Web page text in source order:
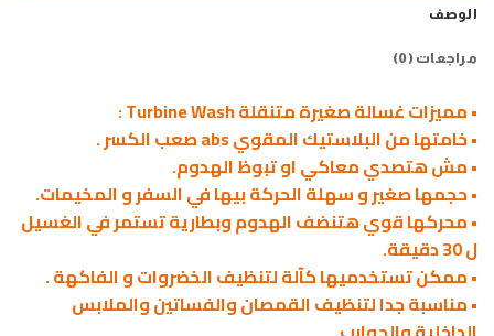
الوصف
مراجعات (0)
• مميزات غسالة صغيرة متنقلة Turbine Wash :
• خامتها من البلاستيك المقوي abs صعب الكسر .
• مش هتصدي معاكي او تبوظ الهدوم.
• حجمها صغير و سهلة الحركة بيها في السفر و المخيمات.
• محركها قوي هتنضف الهدوم وبطارية تستمر في الغسيل
ل 30 دقيقة.
• ممكن تستخدميها كآلة لتنظيف الخضروات و الفاكهة .
• مناسبة جدا لتنظيف القمصان والفساتين والملابس